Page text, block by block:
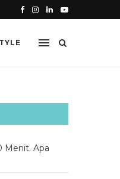
TERTAHAN DI
Menit. Apa